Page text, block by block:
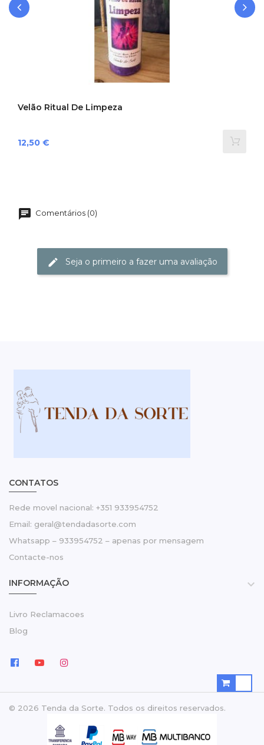
Velão Ritual De Limpeza
Preço
12,50 €
Comentários (0)
Seja o primeiro a fazer uma avaliação
CONTATOS
Rede movel nacional: +351 933954752
Email: geral@tendadasorte.com
Whatsapp – 933954752 – apenas por mensagem
Contacte-nos
INFORMAÇÃO 
Livro Reclamacoes
Blog
© 2026 Tenda da Sorte. Todos os direitos reservados.